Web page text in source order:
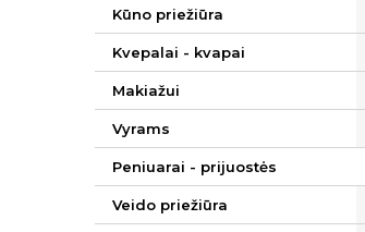
Kūno priežiūra
Kvepalai - kvapai
Makiažui
Vyrams
Peniuarai - prijuostės
Veido priežiūra